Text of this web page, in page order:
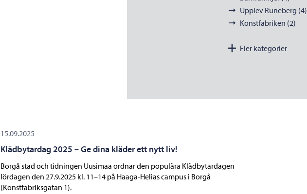
Upplev Runeberg (4)
Konstfabriken (2)
Fler kategorier
15.09.2025
Klädbytardag 2025 – Ge dina kläder ett nytt liv!
Borgå stad och tidningen Uusimaa ordnar den populära Klädbytardagen
lördagen den 27.9.2025 kl. 11–14 på Haaga-Helias campus i Borgå
(Konstfabriksgatan 1).